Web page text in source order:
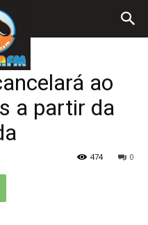
ao
a partir da
0
474